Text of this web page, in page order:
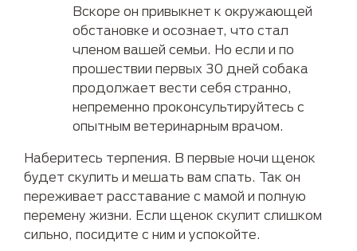
Вскоре он привыкнет к окружающей
обстановке и осознает, что стал
членом вашей семьи. Но если и по
прошествии первых 30 дней собака
продолжает вести себя странно,
непременно проконсультируйтесь с
опытным ветеринарным врачом.
Наберитесь терпения. В первые ночи щенок
будет скулить и мешать вам спать. Так он
переживает расставание с мамой и полную
перемену жизни. Если щенок скулит слишком
сильно, посидите с ним и успокойте.